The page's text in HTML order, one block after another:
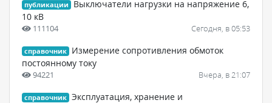
публикации
Выключатели нагрузки на напряжение 6,
10 кВ
111104 Сегодня, в 05:53
справочник
Измерение сопротивления обмоток
постоянному току
94221 Вчера, в 21:07
справочник Эксплуатация, хранение и